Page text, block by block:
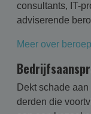
consultants, IT-
adviserende
Meer over
Dekt schade
derden die